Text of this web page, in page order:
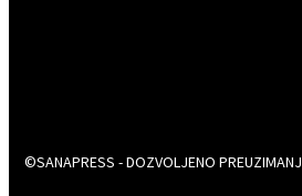
©SANAPRESS - DOZVOLJENO